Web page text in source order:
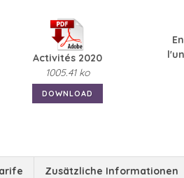
Activités 2020
1005.41 ko
DOWNLOAD
Zusätzliche Informationen